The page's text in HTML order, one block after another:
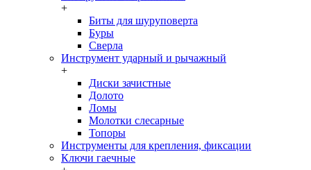
+
Биты для шуруповерта
Буры
Сверла
Инструмент ударный и рычажный
+
Диски зачистные
Долото
Ломы
Молотки слесарные
Топоры
Инструменты для крепления, фиксации
Ключи гаечные